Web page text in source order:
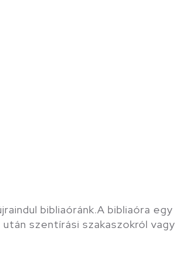
bibliaóránk.A bibliaóra
szentírási szakaszokról